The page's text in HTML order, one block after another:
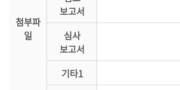
첨부파
일
보고서
심사
보고서
기타1